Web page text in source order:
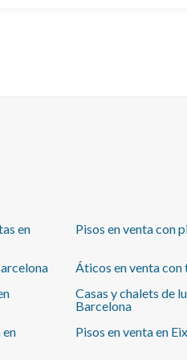
en
Pisos en venta con
Áticos en venta
Casas y chalets de
Barcelona
Pisos en venta en